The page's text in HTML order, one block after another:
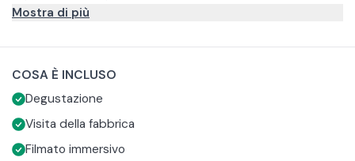
Base
una piantagione del Perù. Dopodichè passerete dalla
"Cioccoteca", la sala di tostatura e il laboratorio di
trasformazione per scoprire tutte le informazioni sulla
produzione artigianale. La visità si concluderà con la
Media
All'inizio dell'attività potrete osservare, utilizzando il visore
3D, le fasi di raccolta e di produzione delle fave di cacao in
una piantagione del Perù. Dopodichè passerete dalla
Premium
Mostra di più
COSA È INCLUSO
Degustazione
Visita della fabbrica
Filmato immersivo